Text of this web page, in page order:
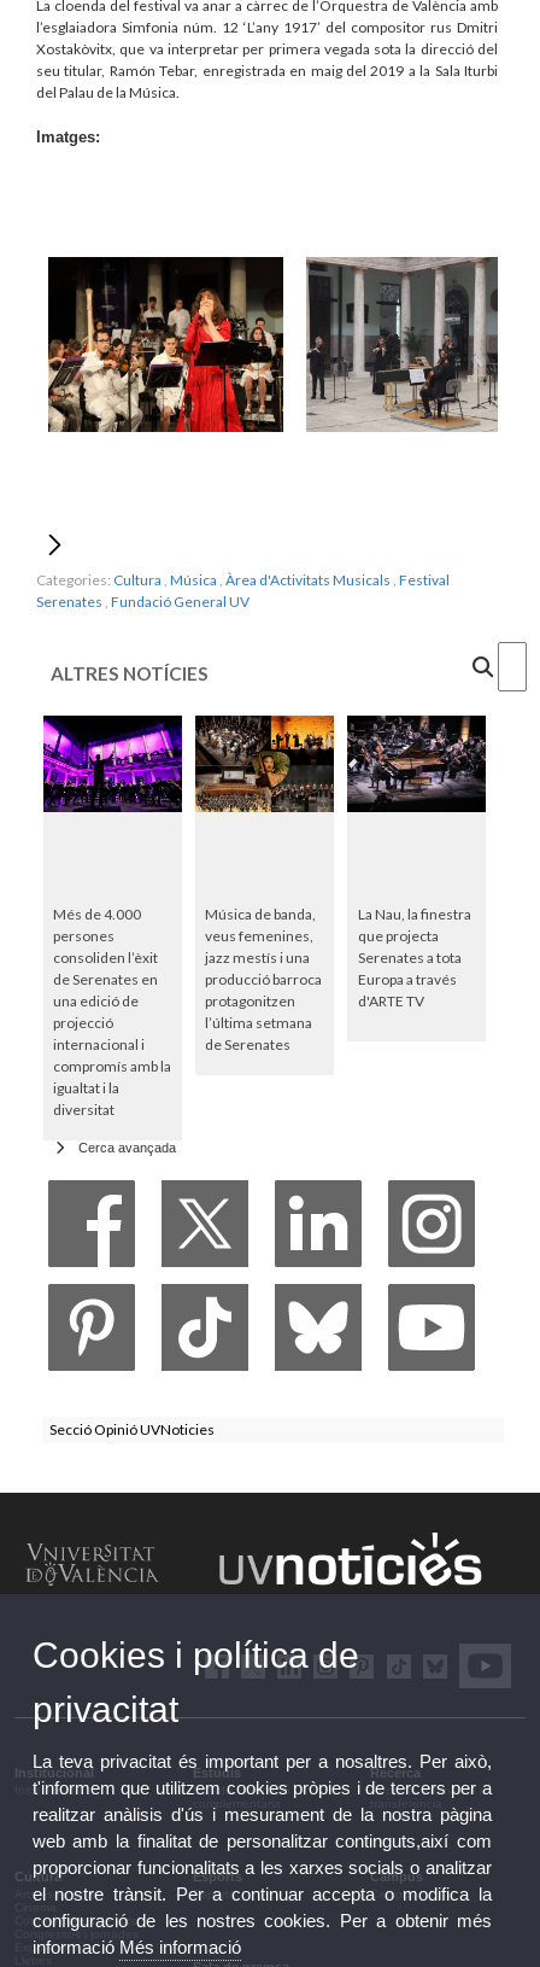
La cloenda del festival va anar a càrrec de l’Orquestra de València amb
l’esglaiadora Simfonia núm. 12 ‘L’any 1917’ del compositor rus Dmitri
Xostakòvitx, que va interpretar per primera vegada sota la direcció del
seu titular, Ramón Tebar, enregistrada en maig del 2019 a la Sala Iturbi
del Palau de la Música.
Imatges:
Categories: Cultura Música Àrea d'Activitats Musicals Festival
Serenates Fundació General UV
ALTRES NOTÍCIES
Més de 4.000
persones
consoliden l’èxit
de Serenates en
una edició de
projecció
internacional i
compromís amb la
igualtat i la
diversitat
Música de banda,
veus femenines,
jazz mestís i una
producció barroca
protagonitzen
l’última setmana
de Serenates
La Nau, la finestra
que projecta
Serenates a tota
Europa a través
d'ARTE TV
Cerca avançada
Secció Opinió UVNoticies
Institucional
Institucional
Estudis
Estudis i formació
Recerca
Recerca, innovació i
Cultura
Arts escèniques
Conferències i debats
Congressos i jornades
Exposicions
Esports
Esports
Campus
Campus
Cookies i política de
privacitat
La teva privacitat és important per a nosaltres. Per això,
t'informem que utilitzem cookies pròpies i de tercers per a
realitzar anàlisis d'ús i mesurament de la nostra pàgina
web amb la finalitat de personalitzar continguts,així com
proporcionar funcionalitats a les xarxes socials o analitzar
el nostre trànsit. Per a continuar accepta o modifica la
configuració de les nostres cookies. Per a obtenir més
informació Més informació